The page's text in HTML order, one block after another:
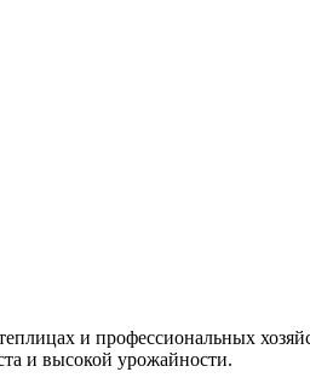
и профессиональных
и высокой урожайности.